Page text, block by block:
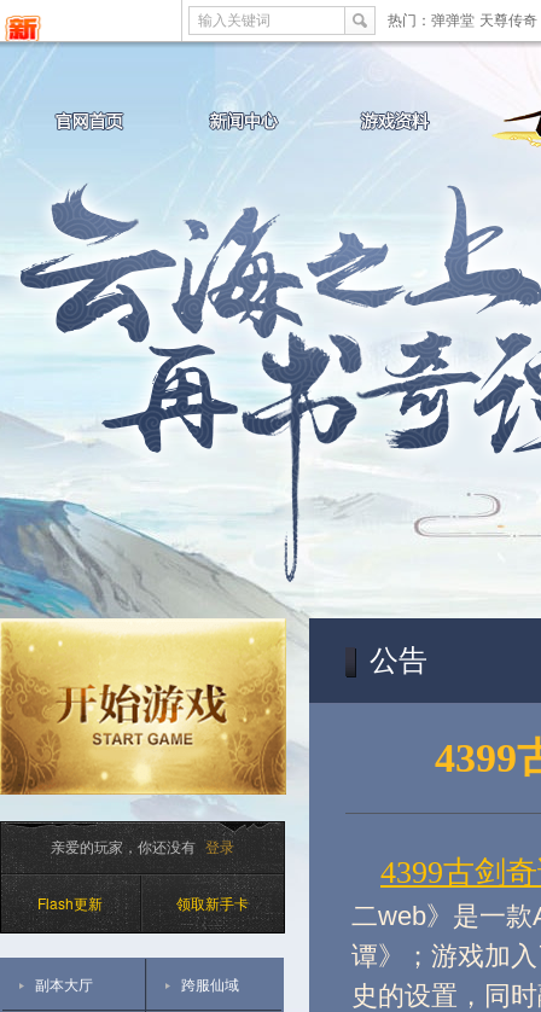
输入关键词 热门： 弹弹堂 天尊传奇
亲爱的玩家，你还没有 登录
Flash更新 领取新手卡
副本大厅 跨服仙域
公告
4399
4399古剑
二web》是一
谭》；游戏加
史的设置，同